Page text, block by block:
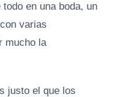
en una boda, un
varias
mucho la
justo el que los